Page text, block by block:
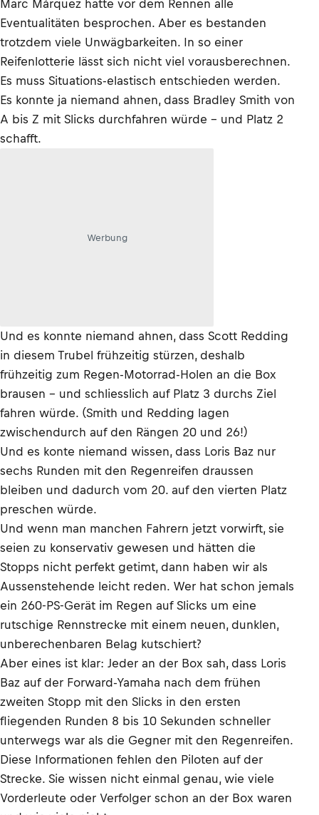
Marc Márquez hatte vor dem Rennen alle
Eventualitäten besprochen. Aber es bestanden
trotzdem viele Unwägbarkeiten. In so einer
Reifenlotterie lässt sich nicht viel vorausberechnen.
Es muss Situations-elastisch entschieden werden.
Es konnte ja niemand ahnen, dass Bradley Smith von
A bis Z mit Slicks durchfahren würde – und Platz 2
schafft.
Werbung
Und es konnte niemand ahnen, dass Scott Redding
in diesem Trubel frühzeitig stürzen, deshalb
frühzeitig zum Regen-Motorrad-Holen an die Box
brausen – und schliesslich auf Platz 3 durchs Ziel
fahren würde. (Smith und Redding lagen
zwischendurch auf den Rängen 20 und 26!)
Und es konte niemand wissen, dass Loris Baz nur
sechs Runden mit den Regenreifen draussen
bleiben und dadurch vom 20. auf den vierten Platz
preschen würde.
Und wenn man manchen Fahrern jetzt vorwirft, sie
seien zu konservativ gewesen und hätten die
Stopps nicht perfekt getimt, dann haben wir als
Aussenstehende leicht reden. Wer hat schon jemals
ein 260-PS-Gerät im Regen auf Slicks um eine
rutschige Rennstrecke mit einem neuen, dunklen,
unberechenbaren Belag kutschiert?
Aber eines ist klar: Jeder an der Box sah, dass Loris
Baz auf der Forward-Yamaha nach dem frühen
zweiten Stopp mit den Slicks in den ersten
fliegenden Runden 8 bis 10 Sekunden schneller
unterwegs war als die Gegner mit den Regenreifen.
Diese Informationen fehlen den Piloten auf der
Strecke. Sie wissen nicht einmal genau, wie viele
Vorderleute oder Verfolger schon an der Box waren